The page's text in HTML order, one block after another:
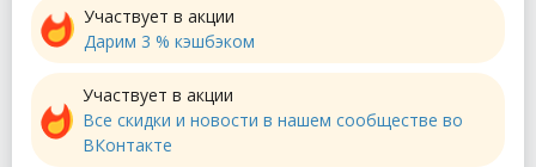
Участвует в акции
Дарим 3 % кэшбэком
Участвует в акции
Все скидки и новости в нашем сообществе во
ВКонтакте